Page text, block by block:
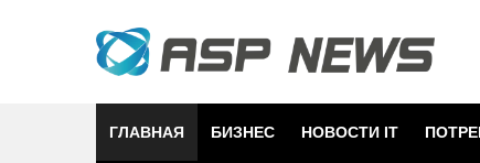
ГЛАВНАЯ БИЗНЕС НОВОСТИ IT